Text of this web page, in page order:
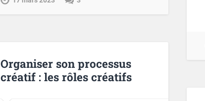
Organiser son processus
créatif : les rôles créatifs